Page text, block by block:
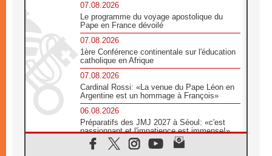
07.08.2026
Le programme du voyage apostolique du
Pape en France dévoilé
07.08.2026
1ère Conférence continentale sur l'éducation
catholique en Afrique
07.08.2026
Cardinal Rossi: «La venue du Pape Léon en
Argentine est un hommage à François»
06.08.2026
Préparatifs des JMJ 2027 à Séoul: «c'est
passionnant et l'impatience est immense!»
06.08.2026